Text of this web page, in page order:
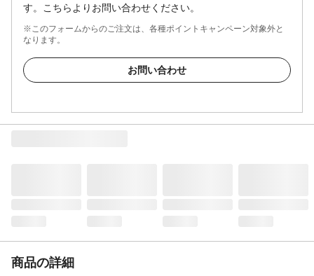
す。こちらよりお問い合わせください。
※このフォームからのご注文は、各種ポイントキャンペーン対象外と
なります。
お問い合わせ
商品の詳細